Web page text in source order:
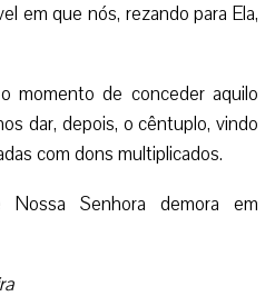
em que nós, rezando para Ela,
momento de conceder aquilo
dar, depois, o cêntuplo, vindo
com dons multiplicados.
Nossa Senhora demora em